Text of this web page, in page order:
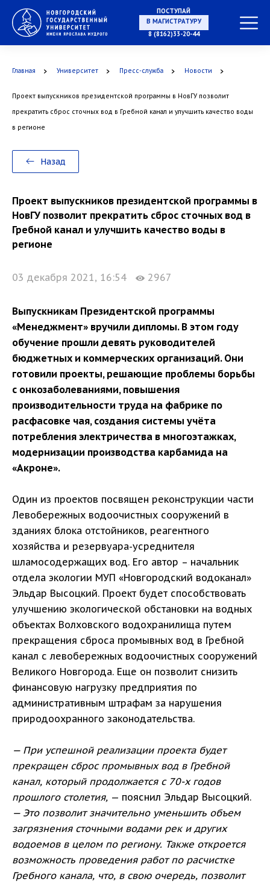
ПОСТУПАЙ
В МАГИСТРАТУРУ
В АСПИРАНТУРУ
8 (8162)33-20-44
Главная Университет Пресс-служба Новости
Проект выпускников президентской программы в НовГУ позволит
прекратить сброс сточных вод в Гребной канал и улучшить качество воды
в регионе
Назад
Проект выпускников президентской программы в
НовГУ позволит прекратить сброс сточных вод в
Гребной канал и улучшить качество воды в
регионе
03 декабря 2021, 16:54 2967
Выпускникам Президентской программы
«Менеджмент» вручили дипломы. В этом году
обучение прошли девять руководителей
бюджетных и коммерческих организаций. Они
готовили проекты, решающие проблемы борьбы
с онкозаболеваниями, повышения
производительности труда на фабрике по
расфасовке чая, создания системы учёта
потребления электричества в многоэтажках,
модернизации производства карбамида на
«Акроне».
Один из проектов посвящен реконструкции части
Левобережных водоочистных сооружений в
зданиях блока отстойников, реагентного
хозяйства и резервуара-усреднителя
шламосодержащих вод. Его автор – начальник
отдела экологии МУП «Новгородский водоканал»
Эльдар Высоцкий. Проект будет способствовать
улучшению экологической обстановки на водных
объектах Волховского водохранилища путем
прекращения сброса промывных вод в Гребной
канал с левобережных водоочистных сооружений
Великого Новгорода. Еще он позволит снизить
финансовую нагрузку предприятия по
административным штрафам за нарушения
природоохранного законодательства.
— При успешной реализации проекта будет
прекращен сброс промывных вод в Гребной
канал, который продолжается с 70-х годов
прошлого столетия, — пояснил Эльдар Высоцкий.
— Это позволит значительно уменьшить объем
загрязнения сточными водами рек и других
водоемов в целом по региону. Также откроется
возможность проведения работ по расчистке
Гребного канала, что, в свою очередь, позволит